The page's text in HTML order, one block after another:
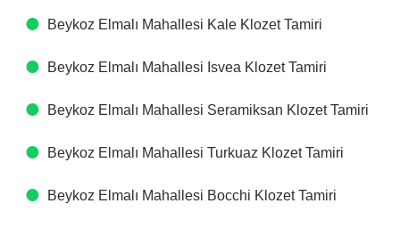
Beykoz Elmalı Mahallesi Kale Klozet Tamiri
Beykoz Elmalı Mahallesi Isvea Klozet Tamiri
Beykoz Elmalı Mahallesi Seramiksan Klozet Tamiri
Beykoz Elmalı Mahallesi Turkuaz Klozet Tamiri
Beykoz Elmalı Mahallesi Bocchi Klozet Tamiri